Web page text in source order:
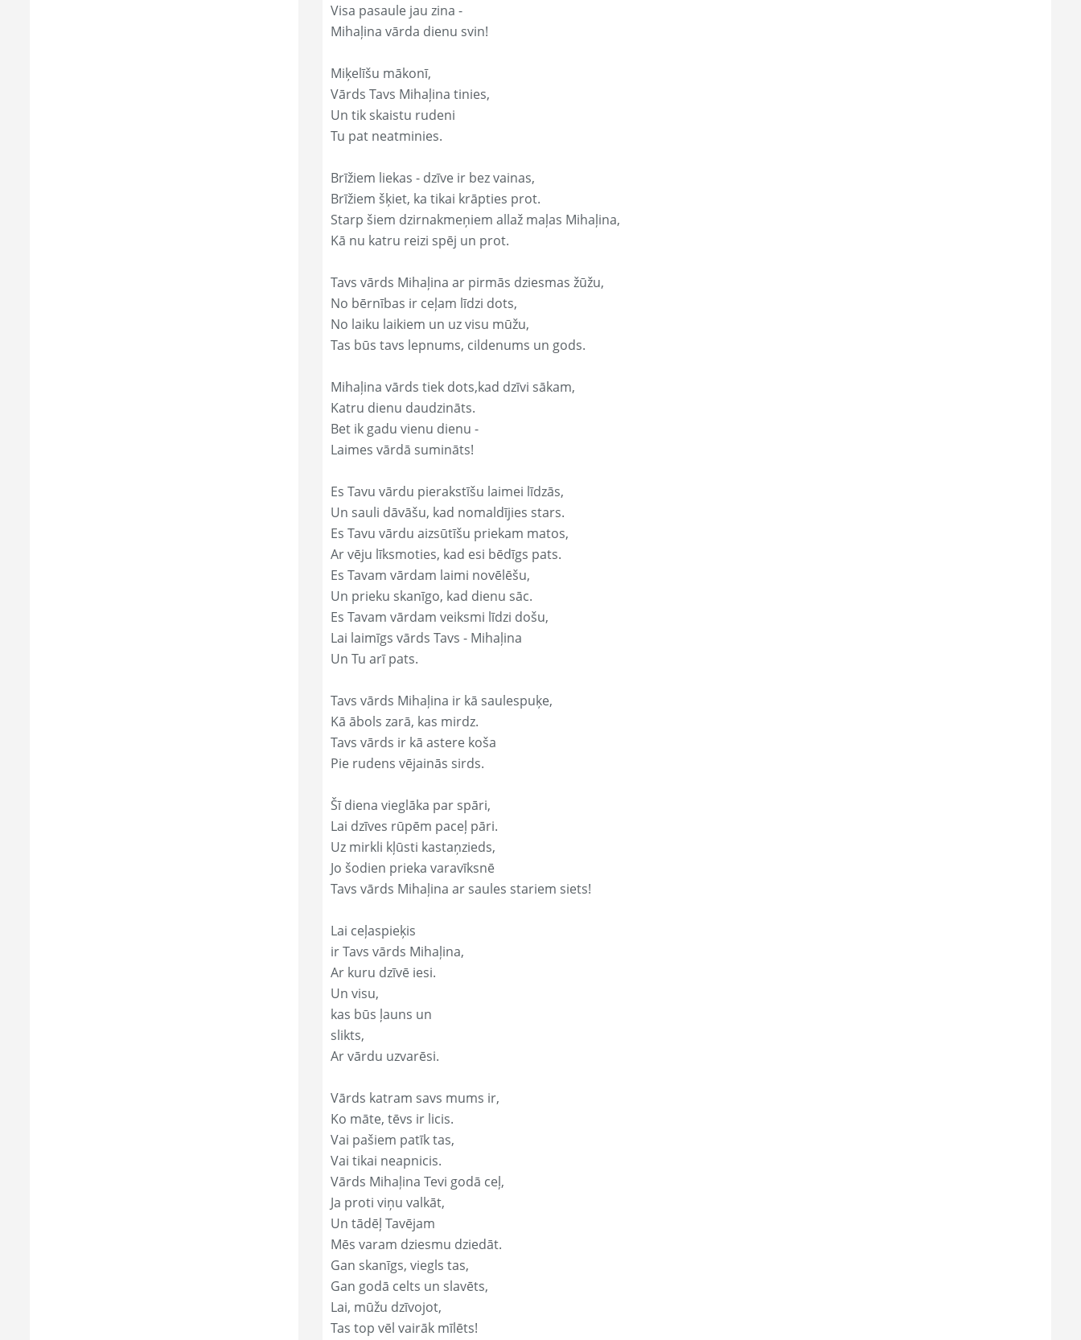
Visa pasaule jau zina -
Mihaļina vārda dienu svin!
Miķelīšu mākonī,
Vārds Tavs Mihaļina tinies,
Un tik skaistu rudeni
Tu pat neatminies.
Brīžiem liekas - dzīve ir bez vainas,
Brīžiem šķiet, ka tikai krāpties prot.
Starp šiem dzirnakmeņiem allaž maļas Mihaļina,
Kā nu katru reizi spēj un prot.
Tavs vārds Mihaļina ar pirmās dziesmas žūžu,
No bērnības ir ceļam līdzi dots,
No laiku laikiem un uz visu mūžu,
Tas būs tavs lepnums, cildenums un gods.
Mihaļina vārds tiek dots,kad dzīvi sākam,
Katru dienu daudzināts.
Bet ik gadu vienu dienu -
Laimes vārdā sumināts!
Es Tavu vārdu pierakstīšu laimei līdzās,
Un sauli dāvāšu, kad nomaldījies stars.
Es Tavu vārdu aizsūtīšu priekam matos,
Ar vēju līksmoties, kad esi bēdīgs pats.
Es Tavam vārdam laimi novēlēšu,
Un prieku skanīgo, kad dienu sāc.
Es Tavam vārdam veiksmi līdzi došu,
Lai laimīgs vārds Tavs - Mihaļina
Un Tu arī pats.
Tavs vārds Mihaļina ir kā saulespuķe,
Kā ābols zarā, kas mirdz.
Tavs vārds ir kā astere koša
Pie rudens vējainās sirds.
Šī diena vieglāka par spāri,
Lai dzīves rūpēm paceļ pāri.
Uz mirkli kļūsti kastaņzieds,
Jo šodien prieka varavīksnē
Tavs vārds Mihaļina ar saules stariem siets!
Lai ceļaspieķis
ir Tavs vārds Mihaļina,
Ar kuru dzīvē iesi.
Un visu,
kas būs ļauns un
slikts,
Ar vārdu uzvarēsi.
Vārds katram savs mums ir,
Ko māte, tēvs ir licis.
Vai pašiem patīk tas,
Vai tikai neapnicis.
Vārds Mihaļina Tevi godā ceļ,
Ja proti viņu valkāt,
Un tādēļ Tavējam
Mēs varam dziesmu dziedāt.
Gan skanīgs, viegls tas,
Gan godā celts un slavēts,
Lai, mūžu dzīvojot,
Tas top vēl vairāk mīlēts!